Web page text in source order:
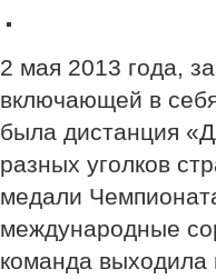
2 мая 2013 года,
включающей в
была дистанция
разных уголков
медали
международные
команда